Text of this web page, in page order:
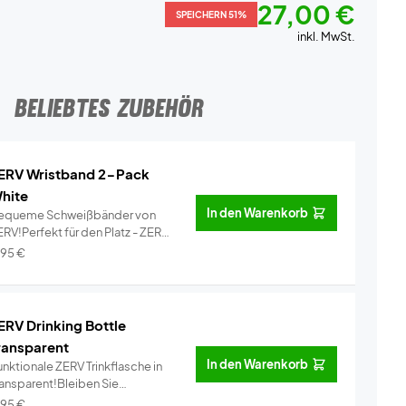
SPEICHERN 51% 27,00 €
inkl. MwSt.
BELIEBTES ZUBEHÖR
Wristband 2-Pack
Schweißbänder von
für den Platz - ZERV
€
In den Warenkorb
Drinking Bottle
ZERV Trinkflasche in
Sie
In den Warenkorb